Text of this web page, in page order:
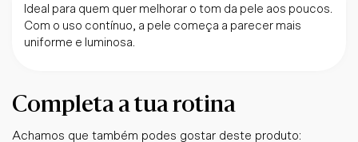
Ideal para quem quer melhorar o tom da pele aos poucos.
Com o uso contínuo, a pele começa a parecer mais
uniforme e luminosa.
Completa a tua rotina
Achamos que também podes gostar deste produto: